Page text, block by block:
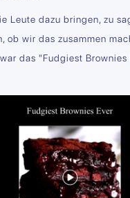
Leute dazu bringen, zu
ob wir das zusammen
das "Fudgiest